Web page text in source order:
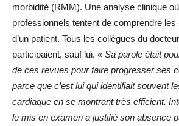
morbidité (RMM). Une analyse clinique
professionnels tentent de comprendre
d’un patient. Tous les collègues du
participaient, sauf lui. « Sa parole était
de ces revues pour faire progresser ses
parce que c’est lui qui identifiait souvent
cardiaque en se montrant très efficient.
le mis en examen a justifié son absence